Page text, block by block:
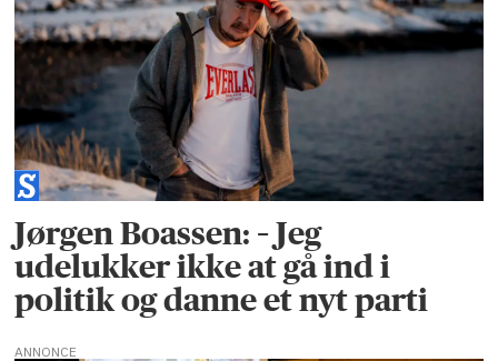
Jørgen Boassen: – Jeg
udelukker ikke at gå ind i
politik og danne et nyt parti
ANNONCE